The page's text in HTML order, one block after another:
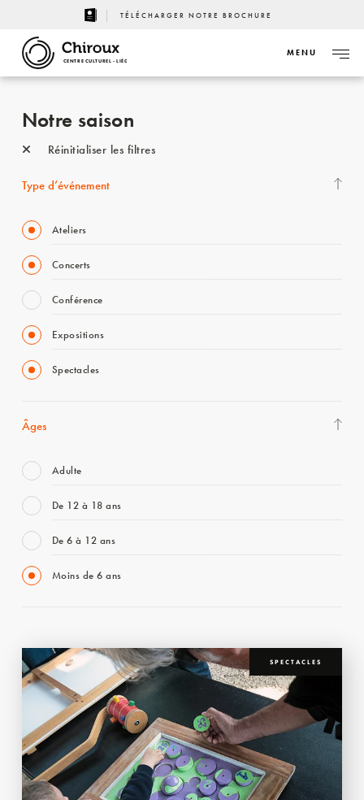
TÉLÉCHARGER NOTRE BROCHURE
CENTRE CULTUREL - LIÈGE
MENU
Notre saison
Réinitialiser les filtres
Type d’événement
Ateliers
Concerts
Conférence
Expositions
Spectacles
Âges
Adulte
De 12 à 18 ans
De 6 à 12 ans
Moins de 6 ans
SPECTACLES